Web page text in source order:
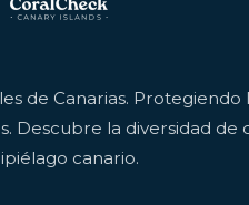
de Canarias. Protegiendo
Descubre la diversidad de
canario.